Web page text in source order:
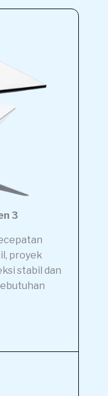
3
proyek
stabil dan